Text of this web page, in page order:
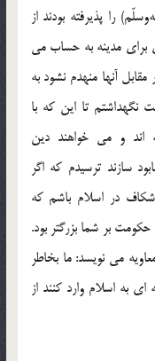
را پذيرفته بودند از
براي مدينه به حساب مي
آنها منهدم نشود به
تا اين كه با
اند و مي خواهند دين
سازند ترسيدم كه اگر
در اسلام باشم كه
بر شما بزرگتر بود.
مي نويسد: ما بخاطر
به اسلام وارد كنند از